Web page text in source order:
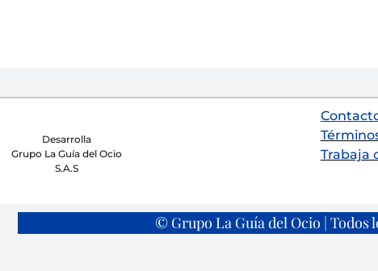
Desarrolla
Grupo La Guía del Ocio
S.A.S
Trabaja
© Grupo La Guía del Ocio |